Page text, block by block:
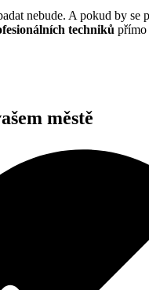
nebude. A pokud by se
techniků přímo
městě